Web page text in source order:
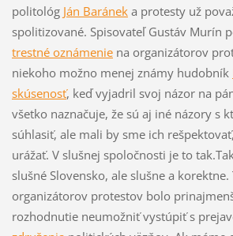
politológ Ján Baráneka protesty už
spolitizované. Spisovateľ Gustáv Murín
trestné oznámeniena organizátorov
niekoho možno menej známy hudobník
skúsenosť, keď vyjadril svoj názor na
všetko naznačuje, že sú aj iné názory s
súhlasiť, ale mali by sme ich
urážať. V slušnej spoločnosti je to
slušné Slovensko, ale slušne a korektne.
organizátorov protestov bolo
rozhodnutie neumožniť vystúpiť s